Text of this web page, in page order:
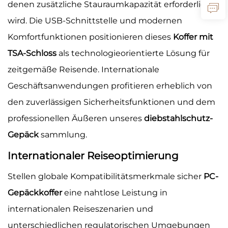
denen zusätzliche Stauraumkapazität erforderlich
wird. Die USB-Schnittstelle und modernen
Komfortfunktionen positionieren dieses Koffer mit
TSA-Schloss als technologieorientierte Lösung für
zeitgemäße Reisende. Internationale
Geschäftsanwendungen profitieren erheblich von
den zuverlässigen Sicherheitsfunktionen und dem
professionellen Äußeren unseres diebstahlschutz-
Gepäcksammlung.
Internationaler Reiseoptimierung
Stellen globale Kompatibilitätsmerkmale sicher PC-
Gepäckkoffereine nahtlose Leistung in
internationalen Reiseszenarien und
unterschiedlichen regulatorischen Umgebungen